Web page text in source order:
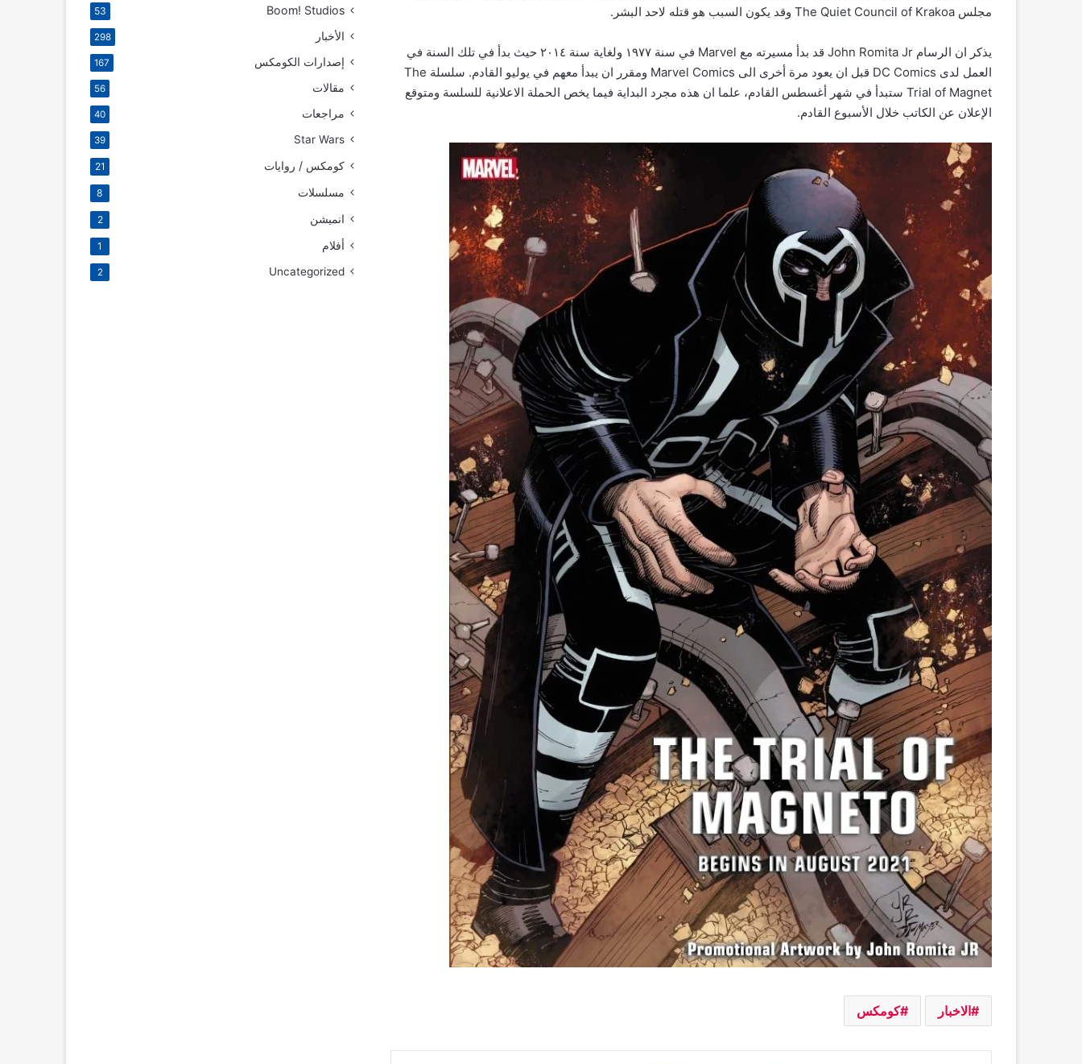
مجلس The Quiet Council of Krakoa وقد يكون السبب هو قتله لاحد البشر.
يذكر ان الرسام John Romita Jr قد بدأ مسيرته مع Marvel في سنة ١٩٧٧ ولغاية سنة ٢٠١٤ حيث بدأ في تلك السنة في
العمل لدى DC Comics قبل ان يعود مرة أخرى الى Marvel Comics ومقرر ان يبدأ معهم في يوليو القادم. سلسلة The
Trial of Magnet ستبدأ في شهر أغسطس القادم، علما ان هذه مجرد البداية فيما يخص الحملة الاعلانية للسلسة ومتوقع
الإعلان عن الكاتب خلال الأسبوع القادم.
الاخبار كومكس
اللائحة الكاملة للفائزين بجوائز The
Eisner Awards 2026
الاعلان عن السلسلة القصيرة Alien Vs. X-
Men
تفاصيل احتفالية العدد 1000 من سلسلة
The Amazing Spider-Man
رعب وجريمة وفوضى في سلسلة
Boom! Studios
53
الأخبار 298
إصدارات الكومكس 167
مقالات 56
مراجعات 40
Star Wars
39
كومكس / روايات 21
مسلسلات 8
انميشن 2
أفلام 1
Uncategorized
2